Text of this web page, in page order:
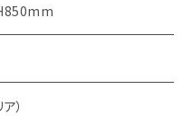
）